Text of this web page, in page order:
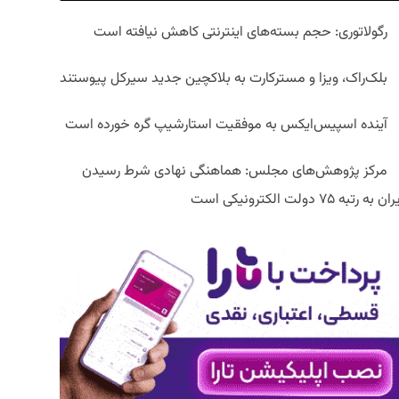
رگولاتوری: حجم بسته‌های اینترنتی کاهش نیافته است
بلک‌راک، ویزا و مسترکارت به بلاکچین جدید سیرکل پیوستند
آینده اسپیس‌ایکس به موفقیت استارشیپ گره خورده است
مرکز پژوهش‌های مجلس: هماهنگی نهادی شرط رسیدن
به رتبه ۷۵ دولت الکترونیکی است